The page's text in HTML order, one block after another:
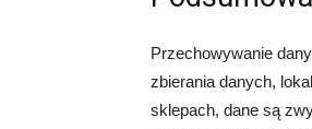
Przechowywanie
zbierania danych,
sklepach, dane są